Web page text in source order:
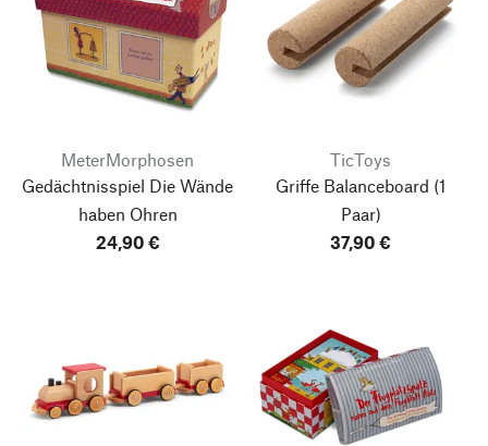
MeterMorphosen
Gedächtnisspiel Die Wände
haben Ohren
24,90 €
TicToys
Griffe Balanceboard (1
Paar)
37,90 €